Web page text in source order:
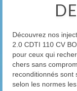
Découvrez nos
2.0 CDTI 110 CV
pour ceux qui
chers sans
reconditionnés sont
selon les normes